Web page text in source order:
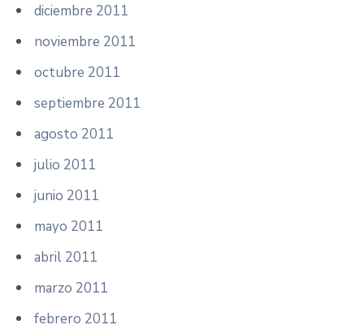
diciembre 2011
noviembre 2011
octubre 2011
septiembre 2011
agosto 2011
julio 2011
junio 2011
mayo 2011
abril 2011
marzo 2011
febrero 2011